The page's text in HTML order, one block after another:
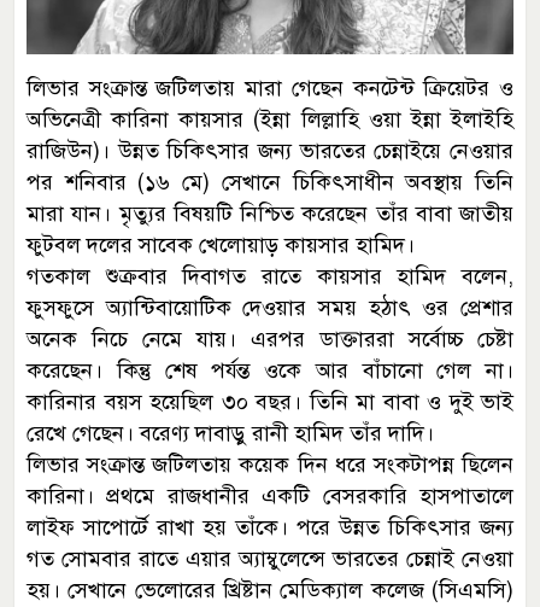
লিভার সংক্রান্ত জটিলতায় মারা গেছেন কনটেন্ট ক্রিয়েটর ও
অভিনেত্রী কারিনা কায়সার (ইন্না লিল্লাহি ওয়া ইন্না ইলাইহি
রাজিউন)। উন্নত চিকিৎসার জন্য ভারতের চেন্নাইয়ে নেওয়ার
পর শনিবার (১৬ মে) সেখানে চিকিৎসাধীন অবস্থায় তিনি
মারা যান। মৃত্যুর বিষয়টি নিশ্চিত করেছেন তাঁর বাবা জাতীয়
ফুটবল দলের সাবেক খেলোয়াড় কায়সার হামিদ।
গতকাল শুক্রবার দিবাগত রাতে কায়সার হামিদ বলেন,
ফুসফুসে অ্যান্টিবায়োটিক দেওয়ার সময় হঠাৎ ওর প্রেশার
অনেক নিচে নেমে যায়। এরপর ডাক্তাররা সর্বোচ্চ চেষ্টা
করেছেন। কিন্তু শেষ পর্যন্ত ওকে আর বাঁচানো গেল না।
কারিনার বয়স হয়েছিল ৩০ বছর। তিনি মা বাবা ও দুই ভাই
রেখে গেছেন। বরেণ্য দাবাড়ু রানী হামিদ তাঁর দাদি।
লিভার সংক্রান্ত জটিলতায় কয়েক দিন ধরে সংকটাপন্ন ছিলেন
কারিনা। প্রথমে রাজধানীর একটি বেসরকারি হাসপাতালে
লাইফ সাপোর্টে রাখা হয় তাঁকে। পরে উন্নত চিকিৎসার জন্য
গত সোমবার রাতে এয়ার অ্যাম্বুলেন্সে ভারতের চেন্নাই নেওয়া
হয়। সেখানে ভেলোরের খ্রিষ্টান মেডিক্যাল কলেজ (সিএমসি)